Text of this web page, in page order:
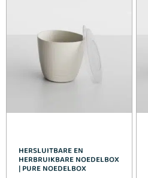
HERSLUITBARE EN
HERBRUIKBARE NOEDELBOX
| PURE NOEDELBOX